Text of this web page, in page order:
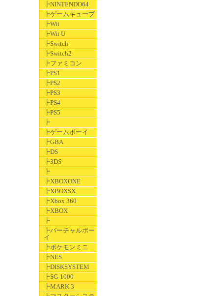
┣NINTENDO64
┣ゲームキューブ
┣Wii
┣Wii U
┣Switch
┣Switch2
┣ファミコン
┣PS1
┣PS2
┣PS3
┣PS4
┣PS5
┣
┣ゲームボーイ
┣GBA
┣DS
┣3DS
┣
┣XBOXONE
┣XBOXSX
┣Xbox 360
┣XBOX
┣
┣バーチャルボー
イ
┣ポケモンミニ
┣NES
┣DISKSYSTEM
┣SG-1000
┣MARK 3